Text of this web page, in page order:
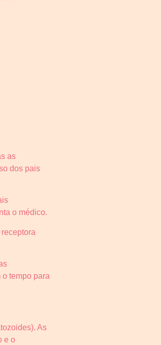
as
dos pais
o médico.
tempo para
As
e o